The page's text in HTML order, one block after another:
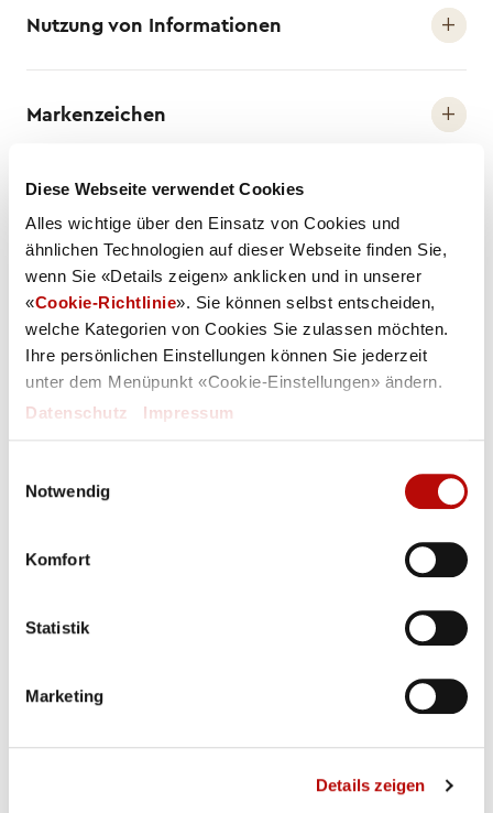
Diese Webseite verwendet Cookies
Alles wichtige über den Einsatz von Cookies und
ähnlichen Technologien auf dieser Webseite finden Sie,
wenn Sie «Details zeigen» anklicken und in unserer
«Cookie-Richtlinie». Sie können selbst entscheiden,
welche Kategorien von Cookies Sie zulassen möchten.
Ihre persönlichen Einstellungen können Sie jederzeit
unter dem Menüpunkt «Cookie-Einstellungen» ändern.
Datenschutz
Impressum
Notwendig
Komfort
Statistik
Marketing
Details zeigen
Nutzung von Informationen
Markenzeichen
Gewährleistungsausschluss
Haftungsausschluss
Webseiten Dritter
stellen
Verbraucherstreitbeilegungsgesetz (VSBG)